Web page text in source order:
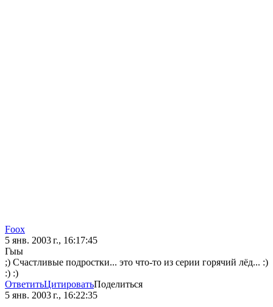
Foox
5 янв. 2003 г., 16:17:45
Гыы
;) Счастливые подростки... это что-то из серии горячий лёд... :)
:) :)
ОтветитьЦитироватьПоделиться
5 янв. 2003 г., 16:22:35